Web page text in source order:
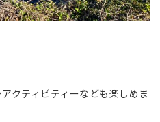
クティビティーなども楽しめま